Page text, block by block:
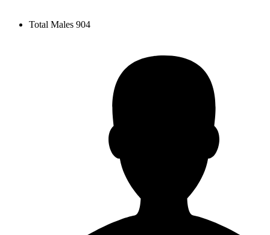
Total Males 904